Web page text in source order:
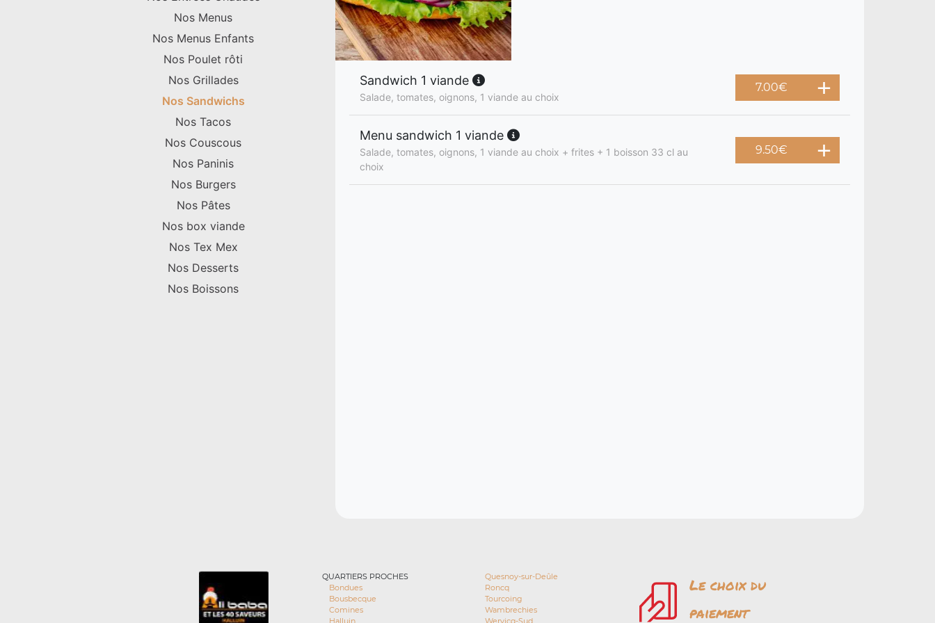
Nos Menus
Nos Menus Enfants
Nos Poulet rôti
Nos Grillades
Nos Sandwichs
Nos Tacos
Nos Couscous
Nos Paninis
Nos Burgers
Nos Pâtes
Nos box viande
Nos Tex Mex
Nos Desserts
Nos Boissons
Sandwich 1 viande
Salade, tomates, oignons, 1 viande au choix
7.00€
Menu sandwich 1 viande
Salade, tomates, oignons, 1 viande au choix + frites + 1 boisson 33 cl au
choix
9.50€
QUARTIERS PROCHES
Bondues
Bousbecque
Comines
Halluin
Quesnoy-sur-Deûle
Roncq
Tourcoing
Wambrechies
Wervicq-Sud
Le choix du
paiement